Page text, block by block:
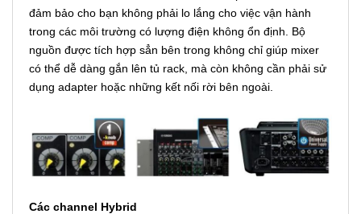
đảm bảo cho bạn không phải lo lắng cho việc vận hành
trong các môi trường có lượng điện không ổn định. Bộ
nguồn được tích hợp sẳn bên trong không chỉ giúp mixer
có thể dễ dàng gắn lên tủ rack, mà còn không cần phải sử
dụng adapter hoặc những kết nối rời bên ngoài.
Các channel Hybrid